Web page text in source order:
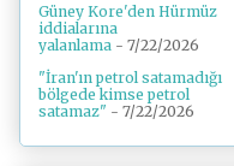
Güney Kore'den Hürmüz
iddialarına
yalanlama - 7/22/2026
"İran'ın petrol satamadığı
bölgede kimse petrol
satamaz" - 7/22/2026